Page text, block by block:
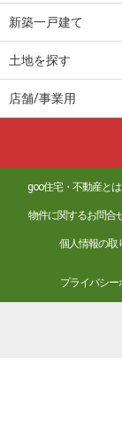
新築一戸建て
土地を探す
店舗/事業用
goo住宅・不動産とは
物件に関するお問合
個人情報の取
プライバシー